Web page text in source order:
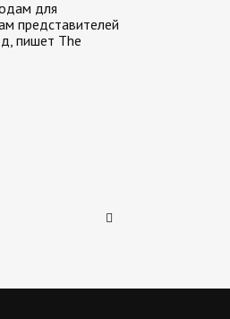
для
представителей
пишет The